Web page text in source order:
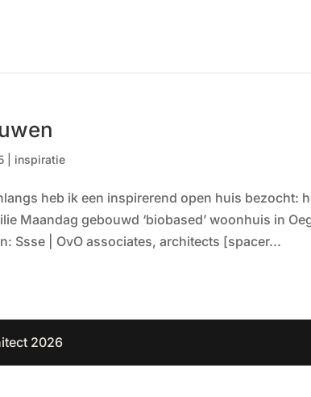
inspiratie
heb ik een inspirerend open huis bezocht:
Maandag gebouwd ‘biobased’ woonhuis in
Ssse | OvO associates, architects [spacer...
2026